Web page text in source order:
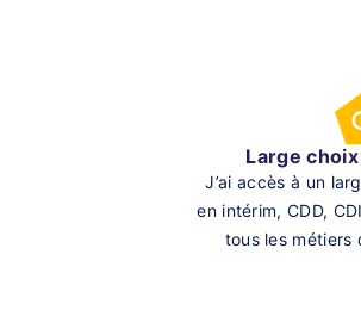
Large
J’ai accès à un
en intérim, CDD,
tous les métiers